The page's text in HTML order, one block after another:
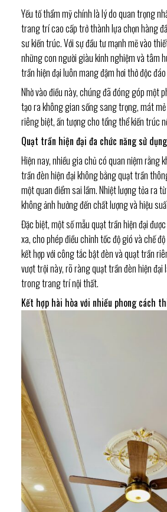
Yếu tố thẩm mỹ chính là lý do quan trọng
trang trí cao cấp trở thành lựa chọn hàng
sư kiến trúc. Với sự đầu tư mạnh mẽ vào
những con người giàu kinh nghiệm và tâm
trần hiện đại luôn mang đậm hơi thở độc
Nhờ vào điều này, chúng đã đóng góp một
tạo ra không gian sống sang trọng, mát
riêng biệt, ấn tượng cho tổng thể kiến trúc
Quạt trần hiện đại đa chức năng sử dụng
Hiện nay, nhiều gia chủ có quan niệm rằng
trần đèn hiện đại không bằng quạt trần
một quan điểm sai lầm. Nhiệt lượng tỏa ra
không ảnh hưởng đến chất lượng và hiệu
Đặc biệt, một số mẫu quạt trần hiện đại
xa, cho phép điều chỉnh tốc độ gió và chế
kết hợp với công tắc bật đèn và quạt trần
vượt trội này, rõ ràng quạt trần đèn hiện
trong trang trí nội thất.
Kết hợp hài hòa với nhiều phong cách